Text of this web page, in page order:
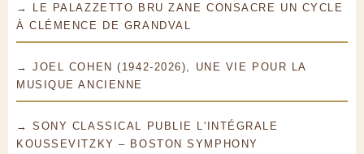
→ LE PALAZZETTO BRU ZANE CONSACRE UN CYCLE
À CLÉMENCE DE GRANDVAL
→ JOEL COHEN (1942-2026), UNE VIE POUR LA
MUSIQUE ANCIENNE
→ SONY CLASSICAL PUBLIE L'INTÉGRALE
KOUSSEVITZKY – BOSTON SYMPHONY